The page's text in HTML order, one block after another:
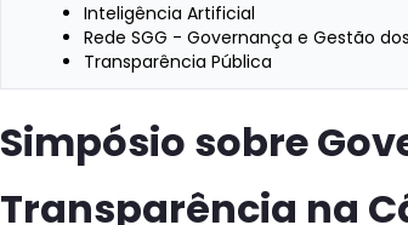
Inteligência Artificial
Rede SGG - Governança e Gestão
Transparência Pública
Simpósio sobre
Transparência na